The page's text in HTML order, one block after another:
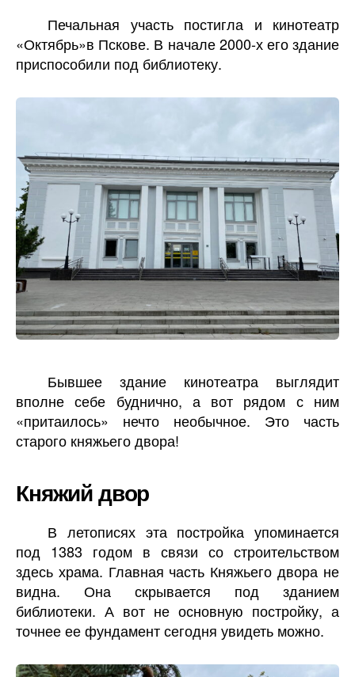
Печальная участь постигла и кинотеатр
«Октябрь»в Пскове. В начале 2000-х его здание
приспособили под библиотеку.
Бывшее здание кинотеатра выглядит
вполне себе буднично, а вот рядом с ним
«притаилось» нечто необычное. Это часть
старого княжьего двора!
Княжий двор
В летописях эта постройка упоминается
под 1383 годом в связи со строительством
здесь храма. Главная часть Княжьего двора не
видна. Она скрывается под зданием
библиотеки. А вот не основную постройку, а
точнее ее фундамент сегодня увидеть можно.